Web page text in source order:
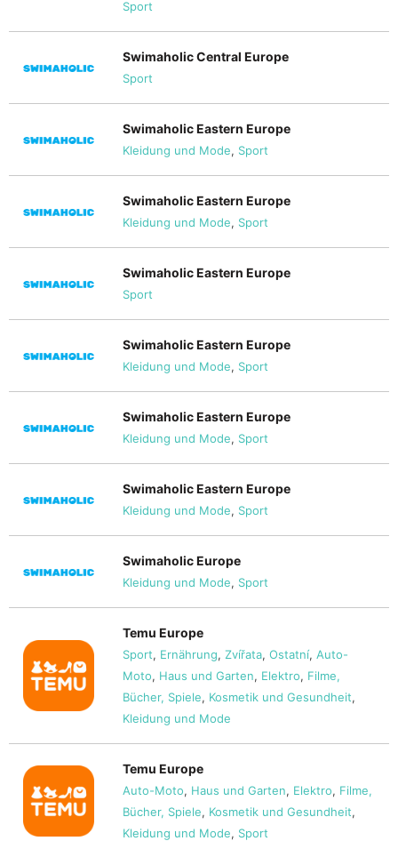
Sport
Swimaholic Central Europe
Sport
Swimaholic Eastern Europe
Kleidung und Mode, Sport
Swimaholic Eastern Europe
Kleidung und Mode, Sport
Swimaholic Eastern Europe
Sport
Swimaholic Eastern Europe
Kleidung und Mode, Sport
Swimaholic Eastern Europe
Kleidung und Mode, Sport
Swimaholic Eastern Europe
Kleidung und Mode, Sport
Swimaholic Europe
Kleidung und Mode, Sport
Temu Europe
Sport, Ernährung, Zvířata, Ostatní, Auto-
Moto, Haus und Garten, Elektro, Filme,
Bücher, Spiele, Kosmetik und Gesundheit,
Kleidung und Mode
Temu Europe
Auto-Moto, Haus und Garten, Elektro, Filme,
Bücher, Spiele, Kosmetik und Gesundheit,
Kleidung und Mode, Sport